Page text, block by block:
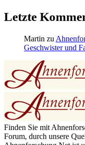
Letzte
Martin zu
Geschwister und
Finden Sie mit
Forum, durch unsere